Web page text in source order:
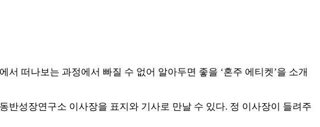
떠나보는 과정에서 빠질 수 없어 알아두면 좋을 ‘혼주 에티켓’을 소개
반성장연구소 이사장을 표지와 기사로 만날 수 있다. 정 이사장이 들려주